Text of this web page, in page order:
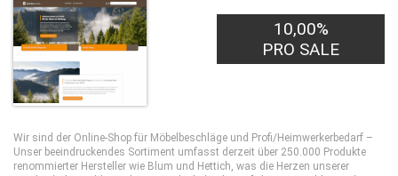
10,00%
PRO SALE
Wir sind der Online-Shop für Möbelbeschläge und Profi/Heimwerkerbedarf –
Unser beeindruckendes Sortiment umfasst derzeit über 250.000 Produkte
renommierter Hersteller wie Blum und Hettich, was die Herzen unserer